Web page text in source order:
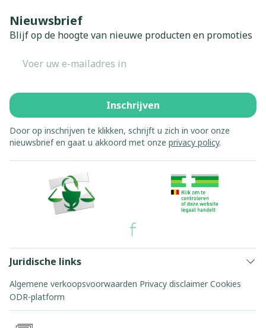
Nieuwsbrief
Blijf op de hoogte van nieuwe producten en promoties
Inschrijven
Door op inschrijven te klikken, schrijft u zich in voor onze
nieuwsbrief en gaat u akkoord met onze privacy policy.
Juridische links
Algemene verkoopsvoorwaarden Privacy disclaimer Cookies
ODR-platform